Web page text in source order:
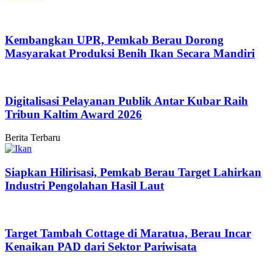
Kembangkan UPR, Pemkab Berau Dorong
Masyarakat Produksi Benih Ikan Secara Mandiri
Digitalisasi Pelayanan Publik Antar Kubar Raih
Tribun Kaltim Award 2026
Berita Terbaru
Siapkan Hilirisasi, Pemkab Berau Target Lahirkan
Industri Pengolahan Hasil Laut
Target Tambah Cottage di Maratua, Berau Incar
Kenaikan PAD dari Sektor Pariwisata